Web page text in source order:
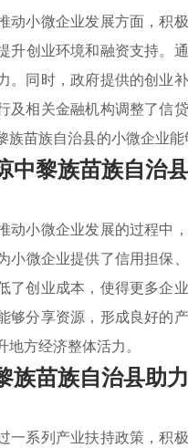
动小微企业发展方面，积
升创业环境和融资支持。
。同时，政府提供的创业
及相关金融机构调整了信
苗族自治县的小微企业
中黎族苗族自治
动小微企业发展的过程中
小微企业提供了信用担保
了创业成本，使得更多企
够分享资源，形成良好的
方经济整体活力。
族苗族自治县助
一系列产业扶持政策，积